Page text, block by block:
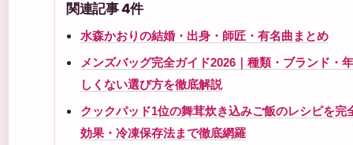
関連記事 4件
水森かおりの結婚・出身・師匠・有名曲まとめ
メンズバッグ完全ガイド2026｜種類・ブランド・
しくない選び方を徹底解説
クックパッド1位の舞茸炊き込みご飯のレシピを
効果・冷凍保存法まで徹底網羅